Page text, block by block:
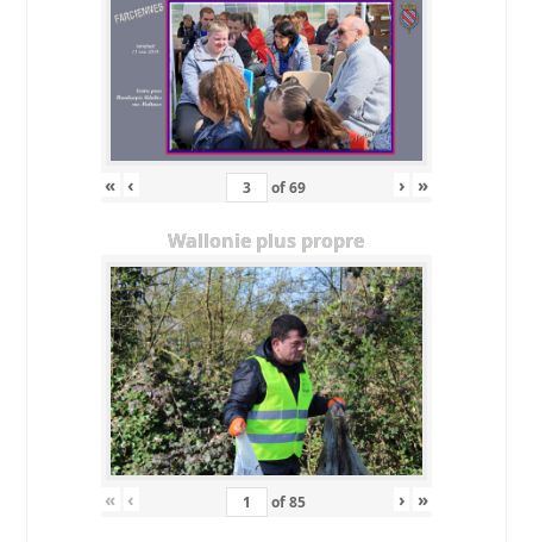
« ‹ of69 › »
Wallonie plus propre
« ‹ of85 › »